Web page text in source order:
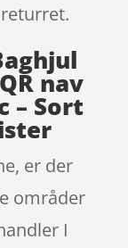
nav
– Sort
er der
områder
I